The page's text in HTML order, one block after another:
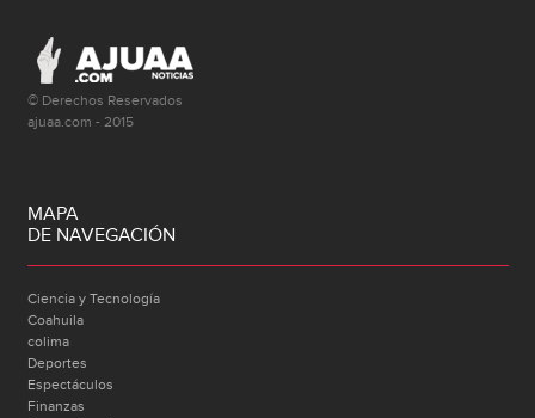
© Derechos Reservados
ajuaa.com - 2015
MAPA
DE NAVEGACIÓN
Ciencia y Tecnología
Coahuila
colima
Deportes
Espectáculos
Finanzas